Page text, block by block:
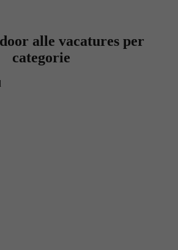
alle vacatures per
categorie